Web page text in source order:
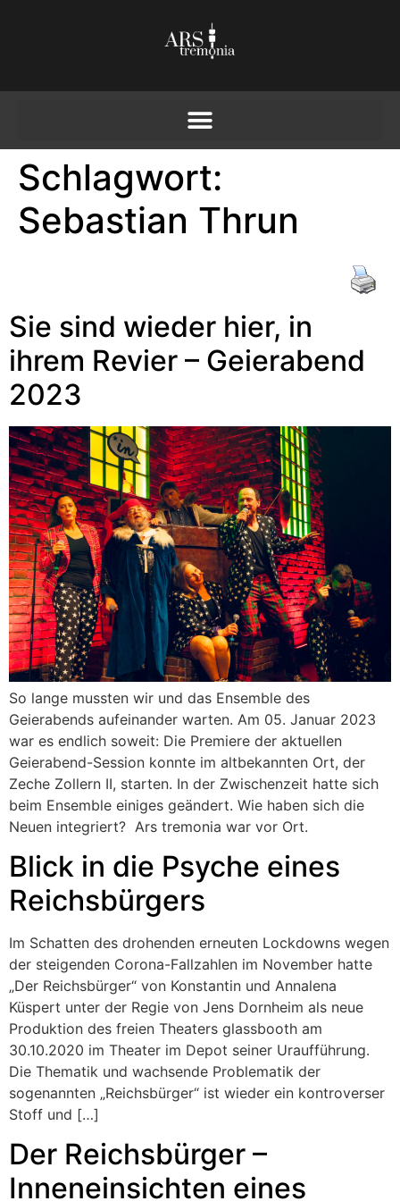
Schlagwort:
Sebastian Thrun
Sie sind wieder hier, in
ihrem Revier – Geierabend
2023
So lange mussten wir und das Ensemble des
Geierabends aufeinander warten. Am 05. Januar 2023
war es endlich soweit: Die Premiere der aktuellen
Geierabend-Session konnte im altbekannten Ort, der
Zeche Zollern II, starten. In der Zwischenzeit hatte sich
beim Ensemble einiges geändert. Wie haben sich die
Neuen integriert? Ars tremonia war vor Ort.
Blick in die Psyche eines
Reichsbürgers
Im Schatten des drohenden erneuten Lockdowns wegen
der steigenden Corona-Fallzahlen im November hatte
„Der Reichsbürger“ von Konstantin und Annalena
Küspert unter der Regie von Jens Dornheim als neue
Produktion des freien Theaters glassbooth am
30.10.2020 im Theater im Depot seiner Uraufführung.
Die Thematik und wachsende Problematik der
sogenannten „Reichsbürger“ ist wieder ein kontroverser
Stoff und […]
Der Reichsbürger –
Inneneinsichten eines